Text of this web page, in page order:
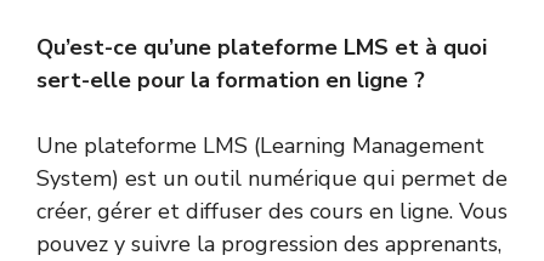
Qu’est-ce qu’une plateforme LMS et à quoi
sert-elle pour la formation en ligne ?
Une plateforme LMS (Learning Management
System) est un outil numérique qui permet de
créer, gérer et diffuser des cours en ligne. Vous
pouvez y suivre la progression des apprenants,